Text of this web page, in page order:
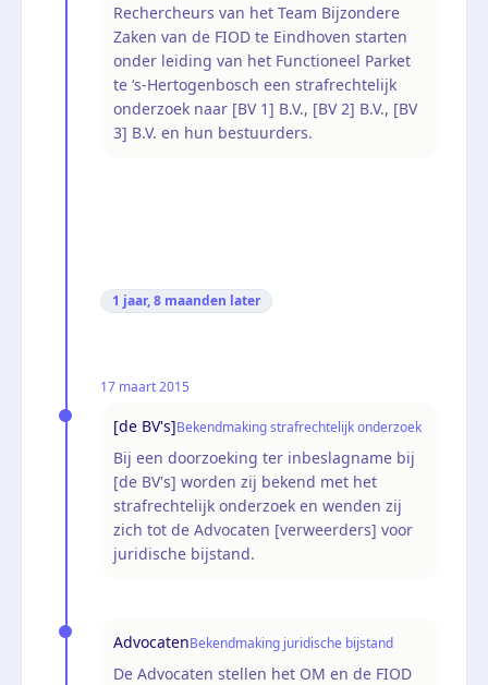
Rechercheurs van het Team Bijzondere
Zaken van de FIOD te Eindhoven starten
onder leiding van het Functioneel Parket
te ‘s-Hertogenbosch een strafrechtelijk
onderzoek naar [BV 1] B.V., [BV 2] B.V., [BV
3] B.V. en hun bestuurders.
1 jaar, 8 maanden later
17 maart 2015
[de BV's]Bekendmaking strafrechtelijk onderzoek
Bij een doorzoeking ter inbeslagname bij
[de BV's] worden zij bekend met het
strafrechtelijk onderzoek en wenden zij
zich tot de Advocaten [verweerders] voor
juridische bijstand.
AdvocatenBekendmaking juridische bijstand
De Advocaten stellen het OM en de FIOD